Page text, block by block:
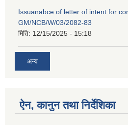
Issuanabce of letter of intent for
GM/NCB/W/03/2082-83
मिति: 12/15/2025 - 15:18
अन्य
ऐन, कानुन तथा निर्देशिका